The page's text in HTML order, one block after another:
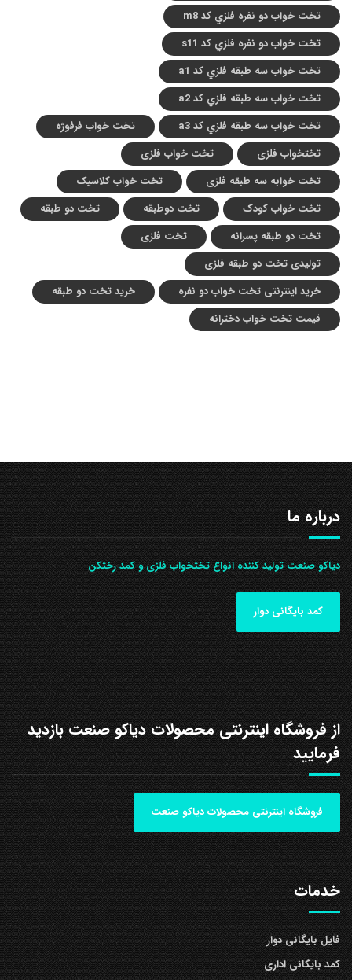
تخت خواب دو نفره فلزي کد m8
تخت خواب دو نفره فلزي کد s11
تخت خواب سه طبقه فلزي کد a1
تخت خواب سه طبقه فلزي کد a2
تخت خواب سه طبقه فلزي کد a3
تخت خواب فرفوژه
تختخواب فلزی
تخت خواب فلزی
تخت خوابه سه طبقه فلزی
تخت خواب کلاسیک
تخت خواب کودک
تخت دوطبقه
تخت دو طبقه
تخت دو طبقه پسرانه
تخت فلزی
تولیدی تخت دو طبقه فلزی
خرید اینترنتی تخت خواب دو نفره
خرید تخت دو طبقه
قیمت تخت خواب دخترانه
درباره ما
دیاکو صنعت تولید کننده انواع تختخواب فلزی و کمد رختکن
کمد بایگانی دوار
از فروشگاه اینترنتی محصولات دیاکو صنعت بازدید
فرمایید
فروشگاه اینترنتی محصولات دیاکو صنعت
خدمات
فایل بایگانی دوار
کمد بایگانی اداری